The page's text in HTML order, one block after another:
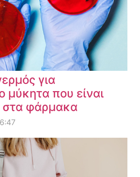
για
μύκητα που είναι
στα φάρμακα